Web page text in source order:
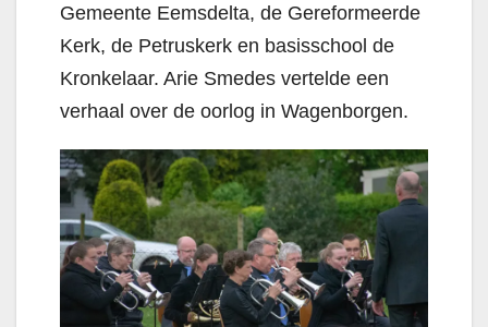
Gemeente Eemsdelta, de Gereformeerde
Kerk, de Petruskerk en basisschool de
Kronkelaar. Arie Smedes vertelde een
verhaal over de oorlog in Wagenborgen.